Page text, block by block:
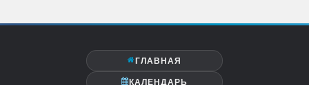
ГЛАВНАЯ
КАЛЕНДАРЬ